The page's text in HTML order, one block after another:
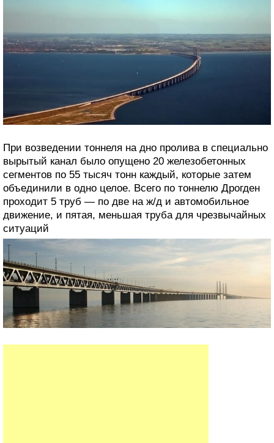
При возведении тоннеля на дно пролива в специально
вырытый канал было опущено 20 железобетонных
сегментов по 55 тысяч тонн каждый, которые затем
объединили в одно целое. Всего по тоннелю Дрогден
проходит 5 труб — по две на ж/д и автомобильное
движение, и пятая, меньшая труба для чрезвычайных
ситуаций